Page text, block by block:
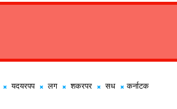
यदयरपप लग शकरपर सध
कर्नाटक